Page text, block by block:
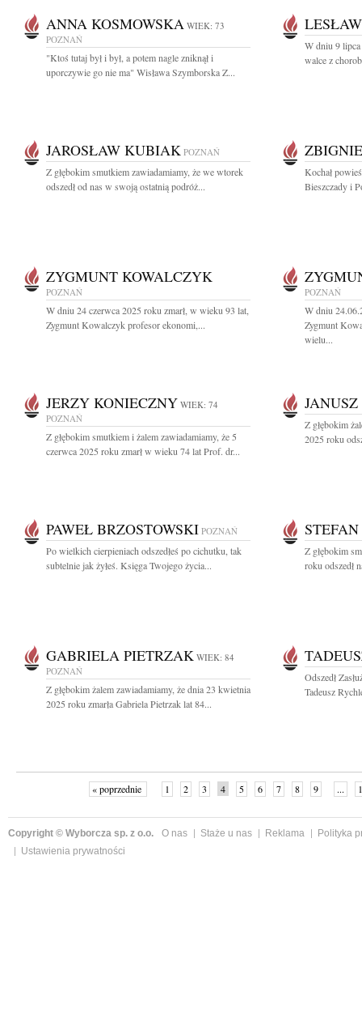
ANNA KOSMOWSKA WIEK: 73
POZNAŃ
"Ktoś tutaj był i był, a potem nagle zniknął i
uporczywie go nie ma" Wisława Szymborska Z...
W dniu 9
walce z
JAROSŁAW KUBIAK POZNAŃ
Z głębokim smutkiem zawiadamiamy, że we wtorek
odszedł od nas w swoją ostatnią podróż...
Kochał
Bieszczady i
ZYGMUNT KOWALCZYK
POZNAŃ
W dniu 24 czerwca 2025 roku zmarł, w wieku 93 lat,
Zygmunt Kowalczyk profesor ekonomi,...
POZNAŃ
W dniu
Zygmunt
wielu...
JERZY KONIECZNY WIEK: 74
POZNAŃ
Z głębokim smutkiem i żalem zawiadamiamy, że 5
czerwca 2025 roku zmarł w wieku 74 lat Prof. dr...
Z głębokim
2025 roku
PAWEŁ BRZOSTOWSKI POZNAŃ
Po wielkich cierpieniach odszedłeś po cichutku, tak
subtelnie jak żyłeś. Księga Twojego życia...
Z głębokim
roku odszedł
GABRIELA PIETRZAK WIEK: 84
POZNAŃ
Z głębokim żalem zawiadamiamy, że dnia 23 kwietnia
2025 roku zmarła Gabriela Pietrzak lat 84...
Odszedł
Tadeusz
« poprzednie 1 2 3 4 5 6 7 8 9 ...
Copyright © Wyborcza sp. z o.o. O nas Staże u nas Reklama
Polityka
Ustawienia prywatności